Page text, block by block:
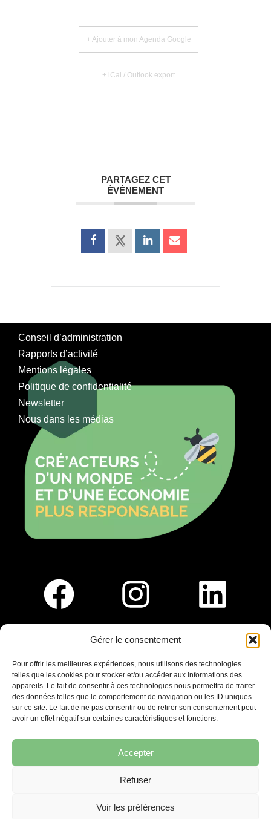
Gérer le consentement
Pour offrir les meilleures expériences, nous utilisons des technologies
telles que les cookies pour stocker et/ou accéder aux informations des
appareils. Le fait de consentir à ces technologies nous permettra de traiter
des données telles que le comportement de navigation ou les ID uniques
sur ce site. Le fait de ne pas consentir ou de retirer son consentement peut
avoir un effet négatif sur certaines caractéristiques et fonctions.
Accepter
Refuser
Voir les préférences
+ Ajouter à mon Agenda Google
+ iCal / Outlook export
PARTAGEZ CET
ÉVÉNEMENT
Conseil d’administration
Rapports d’activité
Mentions légales
Politique de confidentialité
Newsletter
Nous dans les médias
Saint-Germain-En-Laye
Ligne R2-Nord
Tramway T13
20mins à pied du RER A